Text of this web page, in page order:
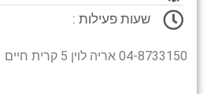
שעות פעילות :
04-8733150 אריה לוין 5 קרית חיים